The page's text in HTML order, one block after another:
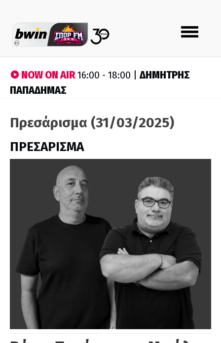
Toggle
navigation
NOW ON AIR16:00 - 18:00 |ΔΗΜΗΤΡΗΣ
ΠΑΠΑΔΗΜΑΣ
Πρεσάρισμα (31/03/2025)
ΠΡΕΣΑΡΙΣΜΑ